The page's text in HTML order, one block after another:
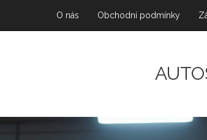
O nás Obchodní podmínky